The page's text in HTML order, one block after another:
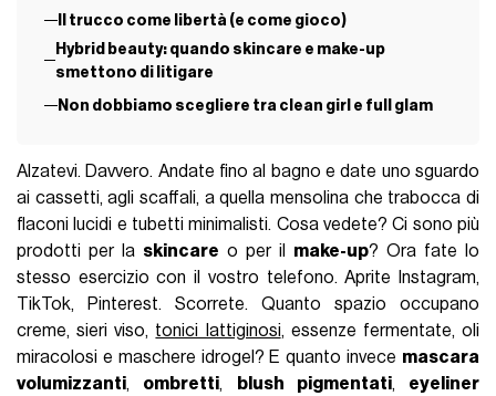
Il trucco come libertà (e come gioco)
Hybrid beauty: quando skincare e make-up
smettono di litigare
Non dobbiamo scegliere tra clean girl e full glam
Alzatevi. Davvero. Andate fino al bagno e date uno sguardo
ai cassetti, agli scaffali, a quella mensolina che trabocca di
flaconi lucidi e tubetti minimalisti. Cosa vedete? Ci sono più
prodotti per la skincare o per il make-up? Ora fate lo
stesso esercizio con il vostro telefono. Aprite Instagram,
TikTok, Pinterest. Scorrete. Quanto spazio occupano
creme, sieri viso, tonici lattiginosi, essenze fermentate, oli
miracolosi e maschere idrogel? E quanto invece mascara
volumizzanti, ombretti, blush pigmentati, eyeliner